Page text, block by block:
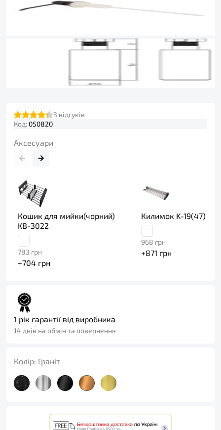
3 відгуків
Код: 050820
Аксесуари
Кошик для мийки(чорний)
KB-3022
783 грн
+704 грн
Килимок K-19(47)
968 грн
+871 грн
1 рік гарантії від виробника
14 днів на обмін та повернення
Колір: Граніт